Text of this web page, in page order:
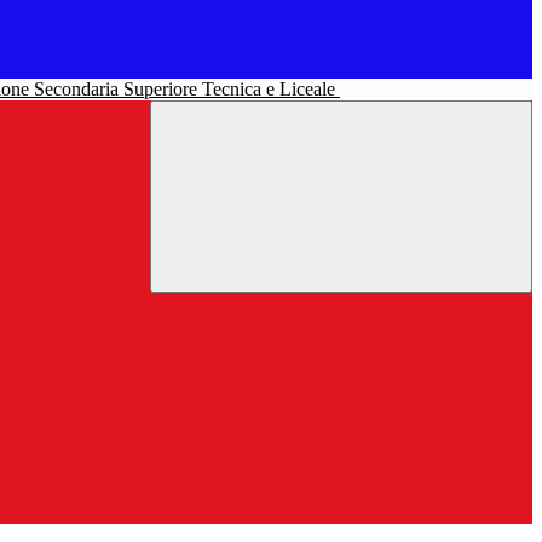
Secondaria Superiore Tecnica e Liceale